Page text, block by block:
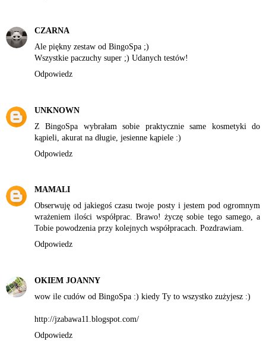
CZARNA
Ale piękny zestaw od BingoSpa ;)
Wszystkie paczuchy super ;) Udanych testów!
Odpowiedz
UNKNOWN
Z BingoSpa wybrałam sobie praktycznie same kosmetyki do
kąpieli, akurat na długie, jesienne kąpiele :)
Odpowiedz
MAMALI
Obserwuję od jakiegoś czasu twoje posty i jestem pod ogromnym
wrażeniem ilości współprac. Brawo! życzę sobie tego samego, a
Tobie powodzenia przy kolejnych współpracach. Pozdrawiam.
Odpowiedz
OKIEM JOANNY
wow ile cudów od BingoSpa :) kiedy Ty to wszystko zużyjesz :)
http://jzabawa11.blogspot.com/
Odpowiedz